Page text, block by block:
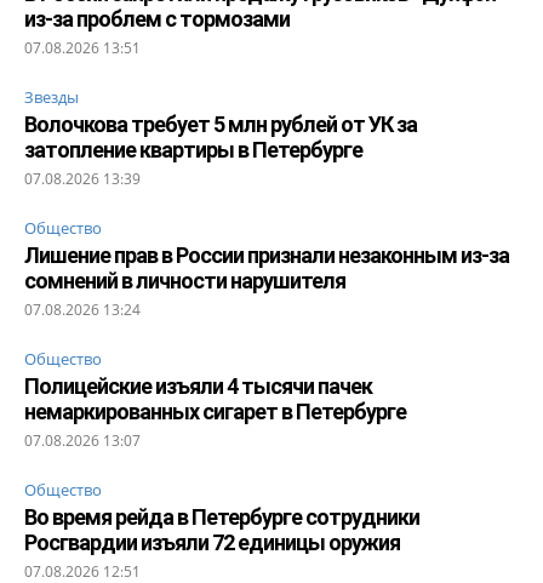
из-за проблем с тормозами
07.08.2026 13:51
Звезды
Волочкова требует 5 млн рублей от УК за
затопление квартиры в Петербурге
07.08.2026 13:39
Общество
Лишение прав в России признали незаконным из-за
сомнений в личности нарушителя
07.08.2026 13:24
Общество
Полицейские изъяли 4 тысячи пачек
немаркированных сигарет в Петербурге
07.08.2026 13:07
Общество
Во время рейда в Петербурге сотрудники
Росгвардии изъяли 72 единицы оружия
07.08.2026 12:51